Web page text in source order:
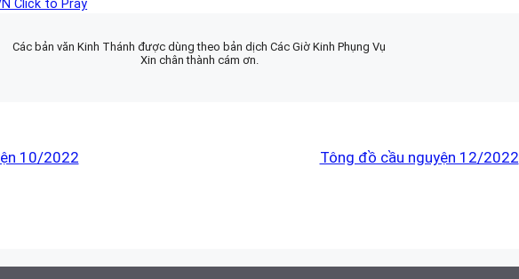
Click to Pray
Các bản văn Kinh Thánh được dùng theo bản dịch Các Giờ Kinh Phụng Vụ
Xin chân thành cám ơn.
10/2022 Tông đồ cầu nguyện 12/2022